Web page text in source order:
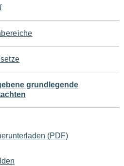
grundlegende
(PDF)